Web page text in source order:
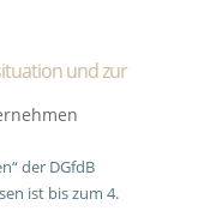
und zur
der DGfdB
ist bis zum 4.